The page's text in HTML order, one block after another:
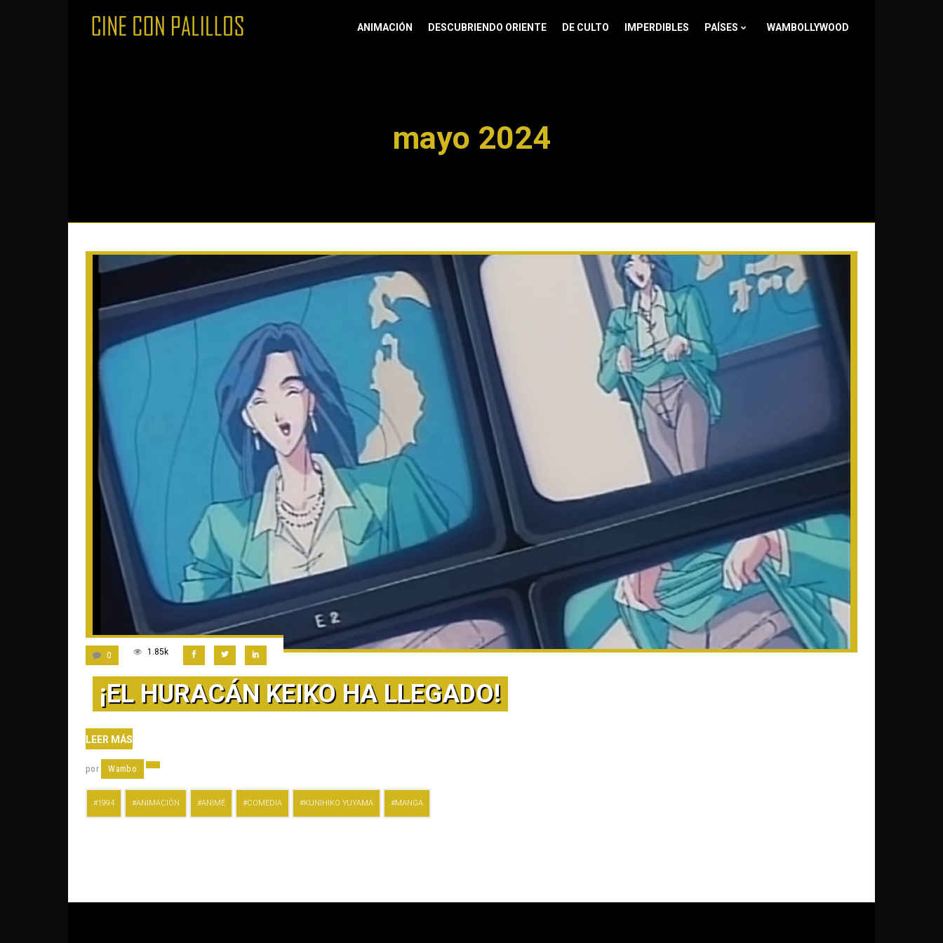
ANIMACIÓN DESCUBRIENDO ORIENTE DE CULTO IMPERDIBLES PAÍSES WAMBOLLYWOOD
mayo 2024
0 1.85k
¡EL HURACÁN KEIKO HA LLEGADO!
LEER MÁS
por Wambo
1994 ANIMACIÓN ANIMÉ COMEDIA KUNIHIKO YUYAMA MANGA